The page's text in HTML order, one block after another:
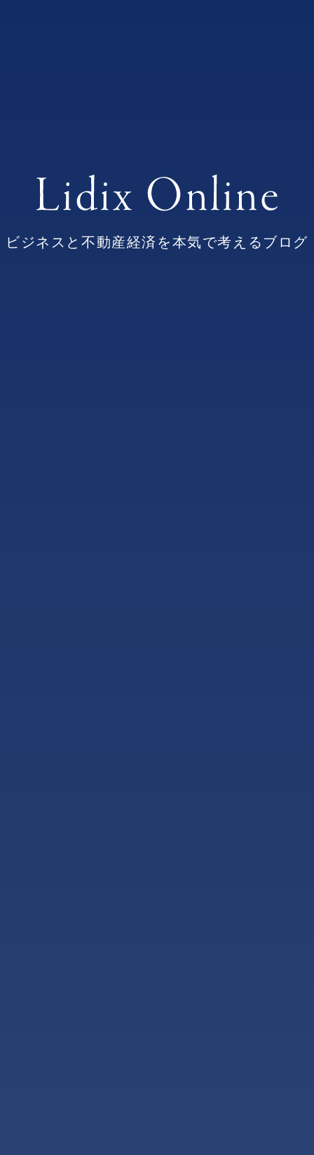
ビジネスと不動産経済を本気で考えるブログ